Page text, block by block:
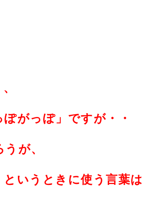
がっぽ」ですが・・
が、
いうときに使う言葉は